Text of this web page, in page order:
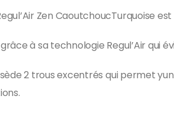
Zen CaoutchoucTurquoise
à sa technologie Regul’Air qui
2 trous excentrés qui permet